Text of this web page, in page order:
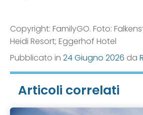
Copyright: FamilyGO. Foto:
Heidi Resort; Eggerhof Hotel
Pubblicato in 24 Giugno 2026 da
Articoli correlati